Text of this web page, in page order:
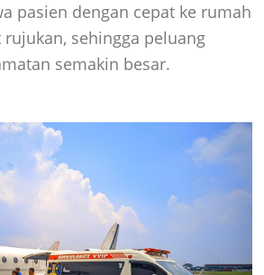
pasien dengan cepat ke rumah
rujukan, sehingga peluang
semakin besar.